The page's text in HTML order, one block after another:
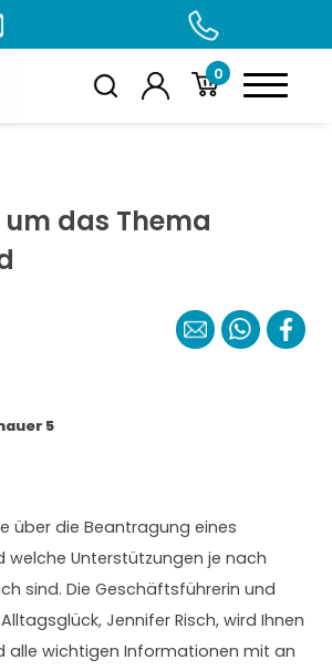
0
das Thema
5
über die Beantragung eines
welche Unterstützungen je nach
sind. Die Geschäftsführerin und
Jennifer Risch, wird Ihnen
alle wichtigen Informationen mit an